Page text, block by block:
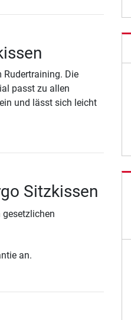
Die
passt zu allen
und lässt sich leicht
Sitzkissen
an.